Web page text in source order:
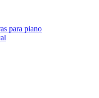
para piano